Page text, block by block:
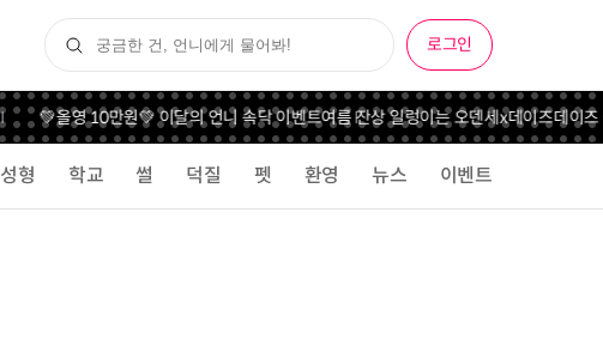
로그인
💚올영 10만원💚 이달의 언니 속닥 이벤트여름 잔상 일렁이는 오덴세x데이즈데이즈
성형 학교 썰 덕질 펫 환영 뉴스 이벤트